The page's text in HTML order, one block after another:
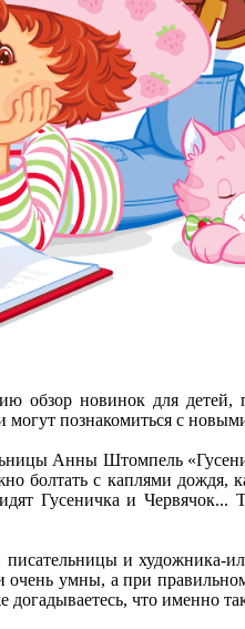
обзор новинок для
познакомиться с
Анны Штомпель
болтать с каплями дождя,
Гусеничка и
писательницы и художника-
очень умны, а при
что именно